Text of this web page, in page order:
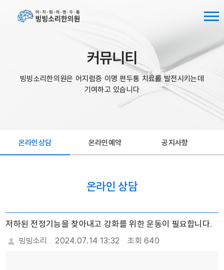
커뮤니티
빙빙소리한의원은 어지럼증 이명 편두통 치료를 발전시키는데
기여하고 있습니다
온라인상담 온라인예약 공지사항
온라인 상담
저하된 전정기능을 찾아내고 강화를 위한 운동이 필요합니다.
빙빙소리 2024.07.14 13:32 조회 640